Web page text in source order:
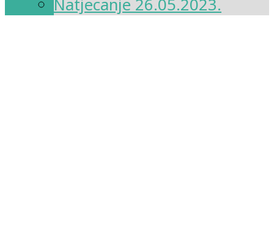
Natjecanje 26.05.2023.